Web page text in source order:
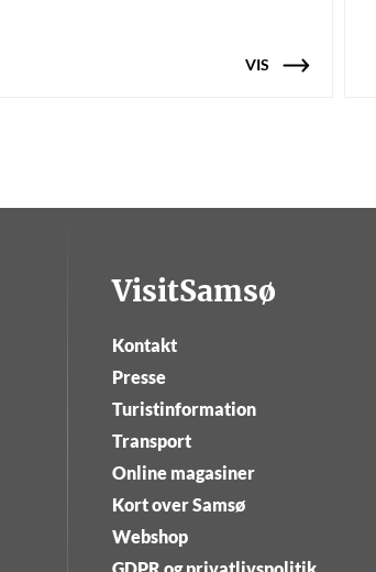
VIS
VisitSamsø
Kontakt
Presse
Turistinformation
Transport
Online magasiner
Kort over Samsø
Webshop